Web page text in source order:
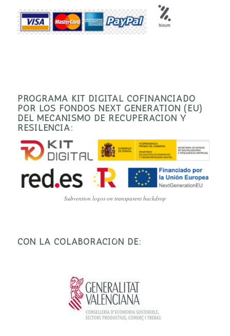
PROGRAMA KIT DIGITAL COFINANCIADO
POR LOS FONDOS NEXT GENERATION (EU)
DEL MECANISMO DE RECUPERACIÓN Y
RESILENCIA:
Subvention logos on transparent backdrop
CON LA COLABORACIÓN DE: